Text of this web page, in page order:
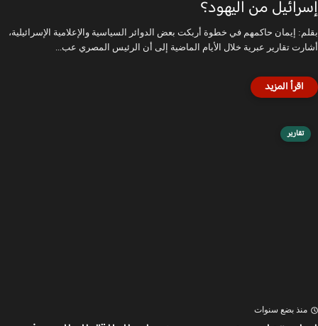
إسرائيل من اليهود؟
بقلم: إيمان حاكمهم في خطوة أربكت بعض الدوائر السياسية والإعلامية الإسرائيلية،
أشارت تقارير عبرية خلال الأيام الماضية إلى أن الرئيس المصري عب...
تقارير
منذ بضع سنوات